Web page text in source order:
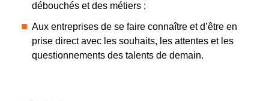
débouchés et des métiers ;
Aux entreprises de se faire connaître et d’être en
prise direct avec les souhaits, les attentes et les
questionnements des talents de demain.